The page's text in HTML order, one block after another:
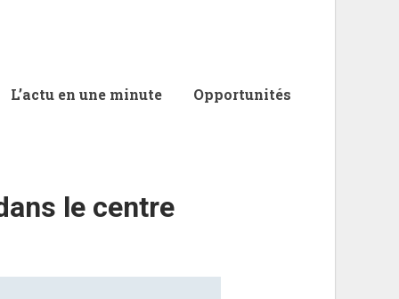
L’actu en une minute Opportunités
le centre